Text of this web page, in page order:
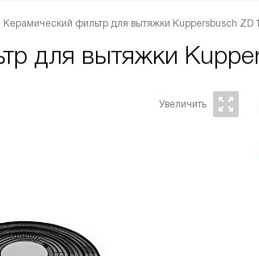
Керамический фильтр для вытяжки Kuppersbusch ZD
для вытяжки